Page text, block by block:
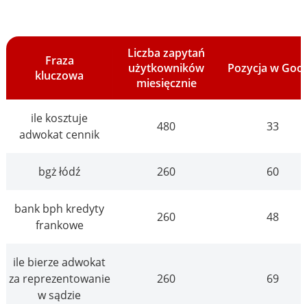
Fraza
kluczowa
Liczba zapytań
użytkowników
miesięcznie
Pozycja w
ile kosztuje
adwokat cennik
480 33
bgż łódź 260 60
bank bph kredyty
frankowe
260 48
ile bierze adwokat
za reprezentowanie
w sądzie
260 69